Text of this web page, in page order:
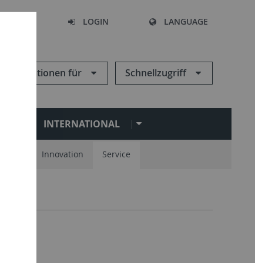
LOGIN LANGUAGE
Informationen für Schnellzugriff
INTERNATIONAL
Innovation Service